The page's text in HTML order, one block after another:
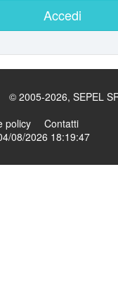
Accedi
2005-2026, SEPEL
policy
Contatti
08/2026 18:19:47